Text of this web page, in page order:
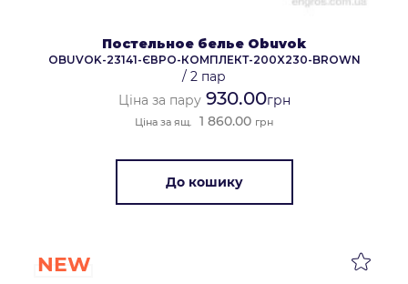
Постельное белье Obuvok
OBUVOK-23141-ЄВРО-КОМПЛЕКТ-200X230-BROWN
/ 2 пар
Ціна за пару930.00грн
Ціна за ящ. 1 860.00 грн
До кошику
NEW